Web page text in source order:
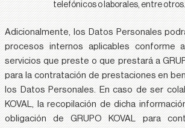
telefónicos o laborales, entre otros.
Adicionalmente, los Datos Personales
procesos internos aplicables conforme
servicios que preste o que prestará a
para la contratación de prestaciones en
los Datos Personales. En caso de ser
KOVAL, la recopilación de dicha
obligación de GRUPO KOVAL para